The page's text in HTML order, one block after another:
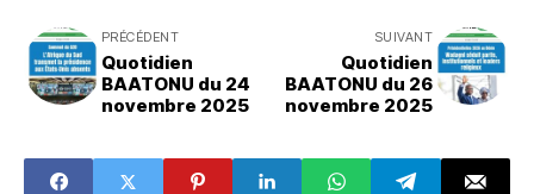
PRÉCÉDENT
Quotidien
BAATONU du 24
novembre 2025
SUIVANT
Quotidien
BAATONU du 26
novembre 2025